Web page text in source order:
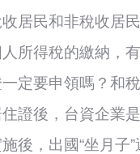
居民和非稅收居
所得稅的繳納，
定要申領嗎？和
證後，台資企業
後，出國“坐月